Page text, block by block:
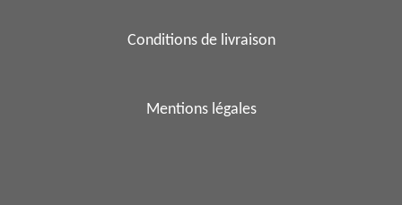
Conditions de livraison
Mentions légales